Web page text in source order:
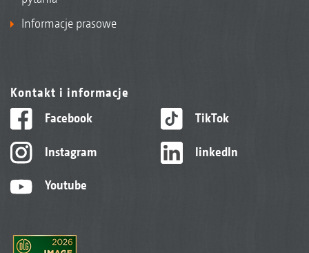
Informacje prasowe
Kontakt i informacje
Facebook
Instagram
Youtube
TikTok
linkedIn